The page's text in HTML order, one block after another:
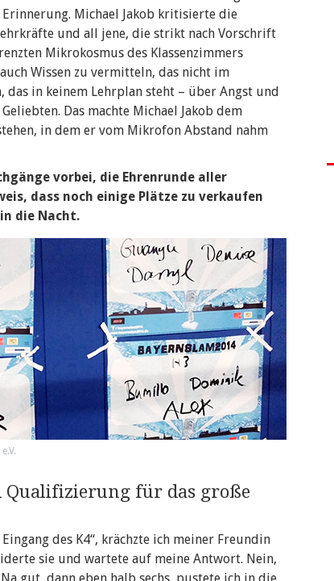
Michael Jakob kritisierte die
und all jene, die strikt nach Vorschrift
Mikrokosmus des Klassenzimmers
Wissen zu vermitteln, das nicht im
das in keinem Lehrplan steht – über Angst und
Das machte Michael Jakob dem
in dem er vom Mikrofon Abstand nahm
vorbei, die Ehrenrunde aller
dass noch einige Plätze zu verkaufen
die Nacht.
für das große
des K4“, krächzte ich meiner Freundin
sie und wartete auf meine Antwort. Nein,